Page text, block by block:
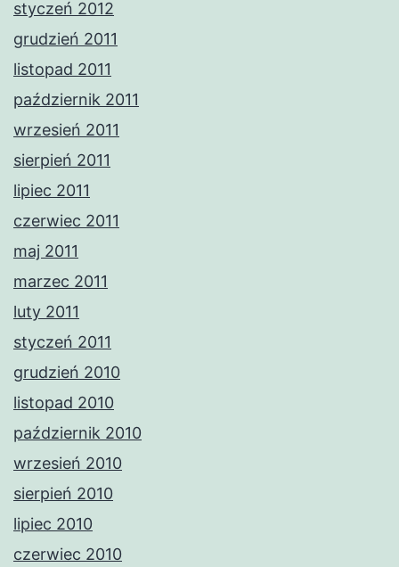
styczeń 2012
grudzień 2011
listopad 2011
październik 2011
wrzesień 2011
sierpień 2011
lipiec 2011
czerwiec 2011
maj 2011
marzec 2011
luty 2011
styczeń 2011
grudzień 2010
listopad 2010
październik 2010
wrzesień 2010
sierpień 2010
lipiec 2010
czerwiec 2010